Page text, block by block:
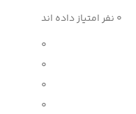
0 نفر امتیاز داده اند
0
0
0
0